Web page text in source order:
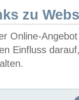
zu
Online-
Einfluss